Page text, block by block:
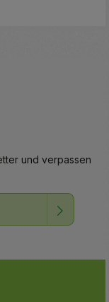
und verpassen